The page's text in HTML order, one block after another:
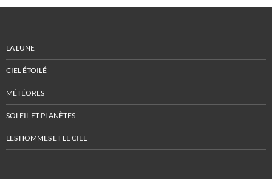
LA LUNE
CIEL ÉTOILÉ
MÉTÉORES
SOLEIL ET PLANÈTES
LES HOMMES ET LE CIEL